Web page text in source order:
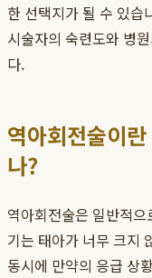
한 선택지가 될 수 있습
시술자의 숙련도와 병
다.
역아회전술이
나?
역아회전술은 일반적
기는 태아가 너무 크지
동시에 만약의 응급 상